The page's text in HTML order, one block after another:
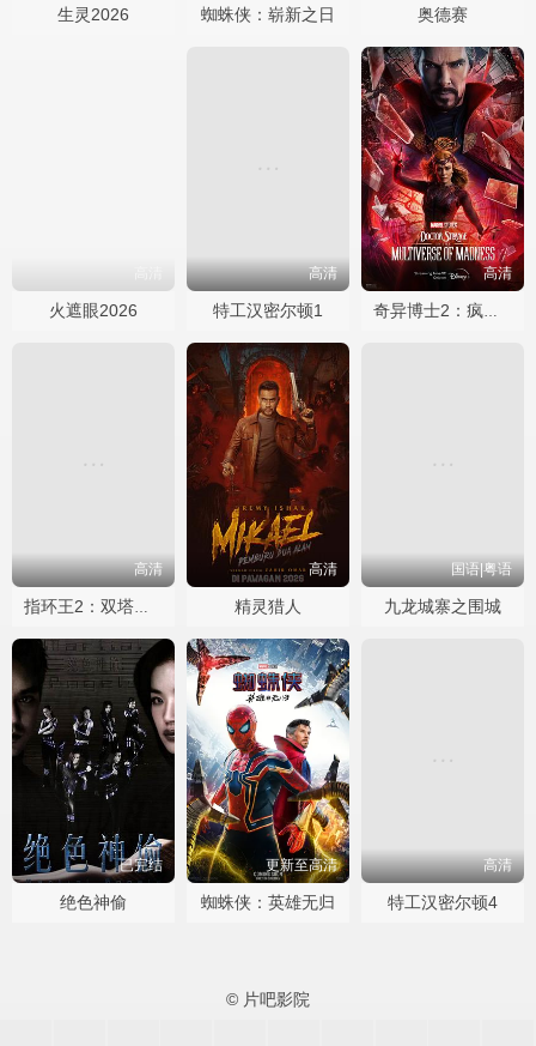
生灵2026 蜘蛛侠：崭新之日 奥德赛
火遮眼2026
高清
特工汉密尔顿1
高清
奇异博士2：疯狂多元宇宙
高清
指环王2：双塔奇兵
高清
精灵猎人
国语|粤语
九龙城寨之围城
已完结
绝色神偷
更新至高清
蜘蛛侠：英雄无归
高清
特工汉密尔顿4
© 片吧影院